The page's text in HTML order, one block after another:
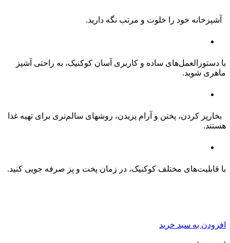
آشپزخانه خود را خلوت و مرتب نگه دارید.
با دستورالعمل‌های ساده و کاربری آسان کوکنیک، به راحتی آشپز
ماهری شوید.
بخارپز کردن، پختن و آرام پزیدن، روشهای سالم‌تری برای تهیه غذا
هستند.
با قابلیت‌های مختلف کوکنیک، در زمان پخت و پز صرفه جویی کنید.
افزودن به سبد خرید